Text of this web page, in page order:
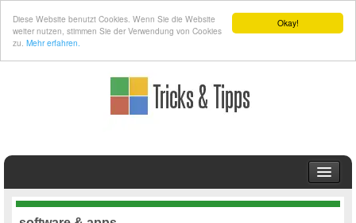
Okay!
Diese Website benutzt Cookies. Wenn Sie die Website
weiter nutzen, stimmen Sie der Verwendung von Cookies
zu. Mehr erfahren.
SCHULSTOFF